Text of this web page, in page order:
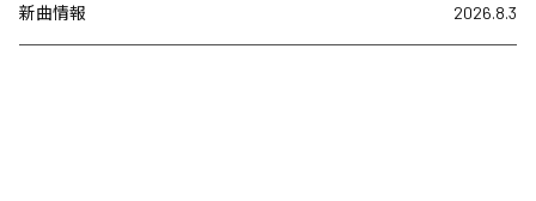
新曲情報 2026.8.3